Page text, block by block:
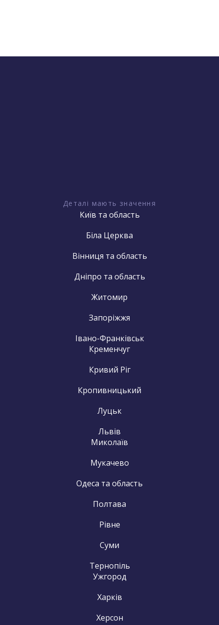
Деталі мають значення
Київ та область
Біла Церква
Вінниця та область
Дніпро та область
Житомир
Запоріжжя
Івано-Франківськ
Кременчуг
Кривий Ріг
Кропивницький
Луцьк
Львів
Миколаїв
Мукачево
Одеса та область
Полтава
Рівне
Суми
Тернопіль
Ужгород
Харків
Херсон